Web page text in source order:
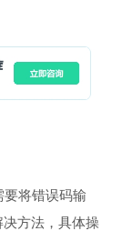
将错误码输
方法，具体操